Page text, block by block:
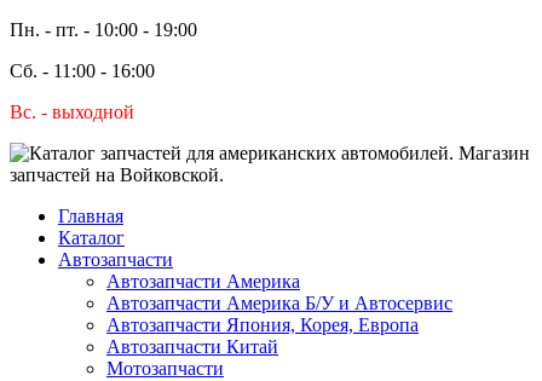
Пн. - пт. - 10:00 - 19:00
Сб. - 11:00 - 16:00
Вс. - выходной
Главная
Каталог
Автозапчасти
Автозапчасти Америка
Автозапчасти Америка Б/У и Автосервис
Автозапчасти Япония, Корея, Европа
Автозапчасти Китай
Мотозапчасти